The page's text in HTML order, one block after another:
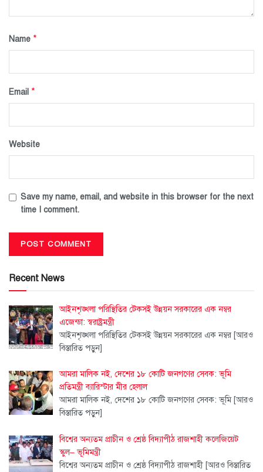
Name *
Email *
Website
Save my name, email, and website in this browser for the next
time I comment.
Recent News
আইনশৃঙ্খলা পরিস্থিতির টেকসই উন্নয়ন সরকারের এক নম্বর
এজেন্ডা: স্বরাষ্ট্রমন্ত্রী
আইনশৃঙ্খলা পরিস্থিতির টেকসই উন্নয়ন সরকারের এক নম্বর [আরও
বিস্তারিত পড়ুন]
আমরা মালিক নই, দেশের ১৮ কোটি জনগণের সেবক: ভূমি
প্রতিমন্ত্রী ব্যারিস্টার মীর হেলাল
আমরা মালিক নই, দেশের ১৮ কোটি জনগণের সেবক: ভূমি [আরও
বিস্তারিত পড়ুন]
বিশ্বের অন্যতম প্রাচীন ও শ্রেষ্ঠ বিদ্যাপীঠ রাজশাহী কলেজিয়েট
স্কুল– ভূমিমন্ত্রী
বিশ্বের অন্যতম প্রাচীন ও শ্রেষ্ঠ বিদ্যাপীঠ রাজশাহী [আরও বিস্তারিত